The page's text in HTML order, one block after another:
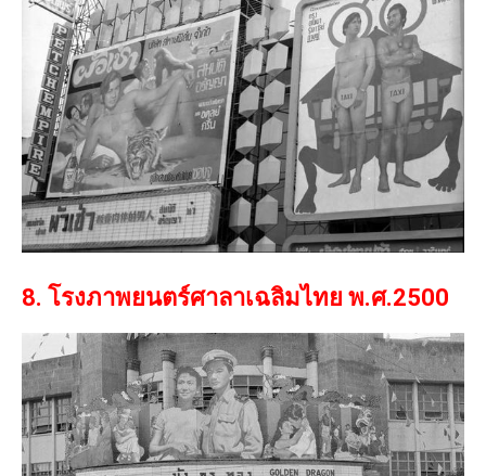
8. โรงภาพยนตร์ศาลาเฉลิมไทย พ.ศ.2500